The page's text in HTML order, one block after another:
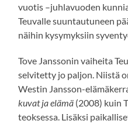
vuotis –juhlavuoden
Teuvalle suuntautuneen
näihin kysymyksiin
Tove Janssonin vaiheita
selvitetty jo paljon. Niistä
Westin Jansson-
kuvat ja elämä (2008) kuin
teoksessa. Lisäksi